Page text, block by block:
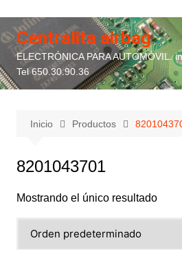
contenido
Centralita airbag
ELECTRÓNICA PARA AUTOMÓVIL.
Tel 650.30.90.36
Inicio Productos
8201043701
Mostrando el único resultado